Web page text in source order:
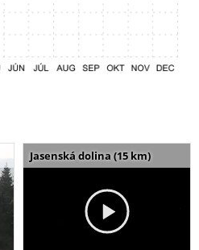
Jasenská dolina (15 km)